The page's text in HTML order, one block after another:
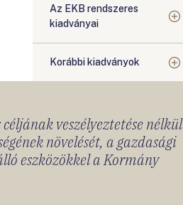
Az EKB rendszeres
kiadványai
Korábbi kiadványok
veszélyeztetése nélkül
növelését, a gazdasági
eszközökkel a Kormány